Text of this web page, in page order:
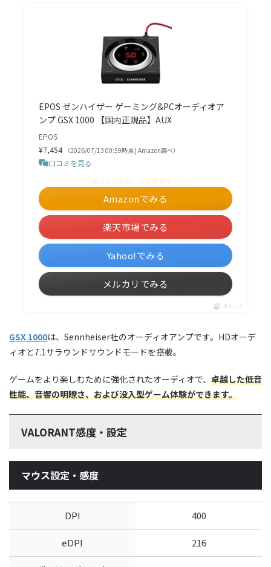
EPOS ゼンハイザー ゲーミング&PCオーディオア
ンプ GSX 1000 【国内正規品】AUX
EPOS
¥7,454 （2026/07/13 00:59時点 | Amazon調べ）
口コミを見る
＼毎日タイムセールが開催中！／
Amazonでみる
楽天市場でみる
Yahoo!でみる
メルカリでみる
ポチップ
GSX 1000は、Sennheiser社のオーディオアンプです。HDオーデ
ィオと7.1サラウンドサウンドモードを搭載。
ゲームをより楽しむために強化されたオーディオで、 卓越した低音
性能、音響の明瞭さ、および没入型ゲーム体験ができます。
VALORANT感度・設定
マウス設定・感度
DPI 400
eDPI 216